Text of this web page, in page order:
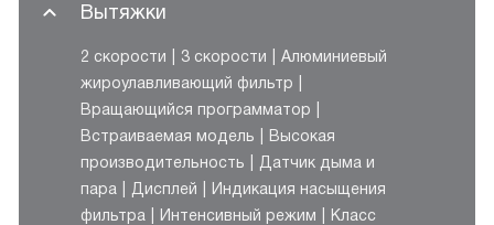
Вытяжки
2 скорости 3 скорости
Алюминиевый
жироулавливающий фильтр
Вращающийся программатор
Встраиваемая модель
Высокая
производительность
Датчик дыма и
пара
Дисплей
Индикация насыщения
фильтра
Интенсивный режим
Класс